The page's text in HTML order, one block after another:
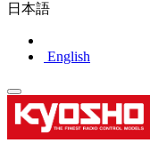
日本語
English